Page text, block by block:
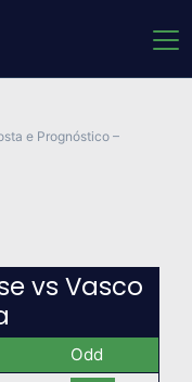
e Prognóstico –
vs Vasco
Odd